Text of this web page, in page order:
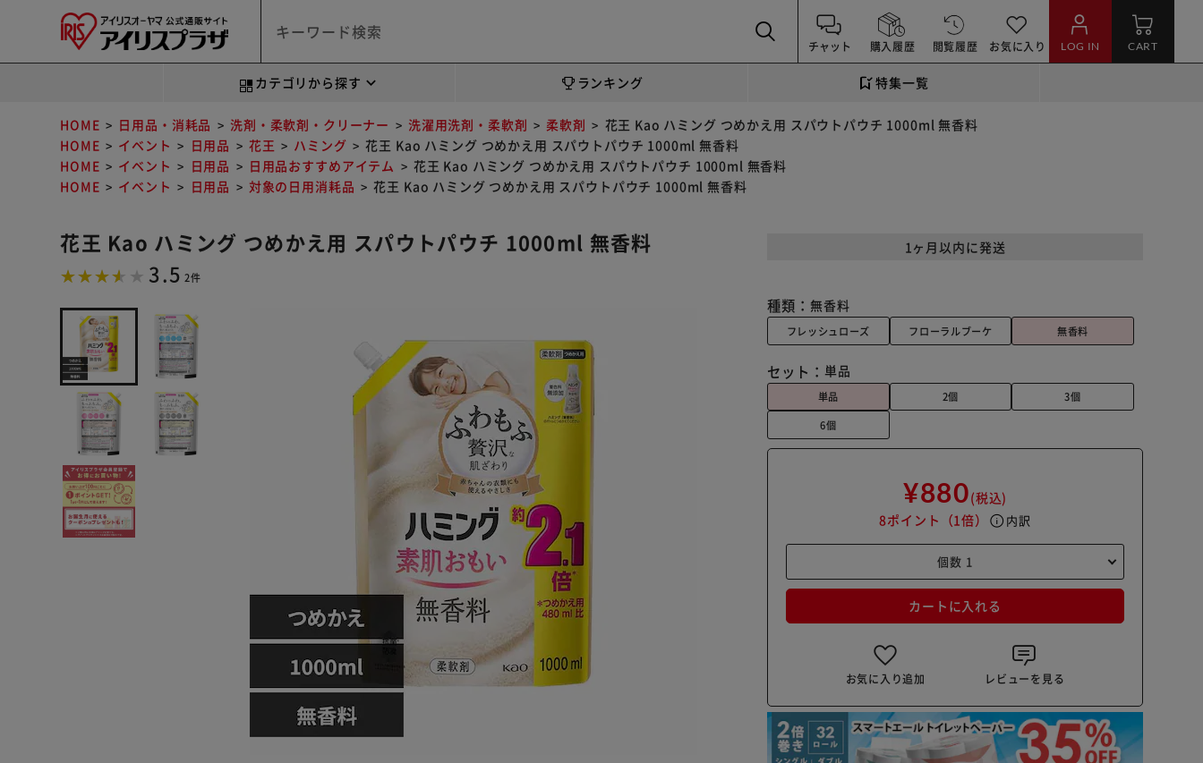
チャット 購入履歴 閲覧履歴 お気に入り LOG IN CART
カテゴリから探す ランキング 特集一覧
HOME 日用品・消耗品 洗剤・柔軟剤・クリーナー 洗濯用洗剤・柔軟剤 柔軟剤
花王 Kao ハミング つめかえ用 スパウトパウチ 1000ml 無香料
HOME
イベント 日用品 花王 ハミング
花王 Kao ハミング つめかえ用 スパウトパウチ 1000ml 無香料
HOME
イベント 日用品 日用品おすすめアイテム
花王 Kao ハミング つめかえ用 スパウトパウチ 1000ml 無香料
HOME
イベント 日用品 対象の日用消耗品 花王 Kao ハミング つめかえ用 スパウトパウチ 1000ml 無香料
花王 Kao ハミング つめかえ用 スパウトパウチ 1000ml 無香料
3.5 2件
1ヶ月以内に発送
種類： 無香料
フレッシュローズ フローラルブーケ 無香料
セット： 単品
単品 2個
3個
6個
¥880(税込)
8ポイント （1倍） info 内訳
カートに入れる
お気に入り追加 レビューを見る